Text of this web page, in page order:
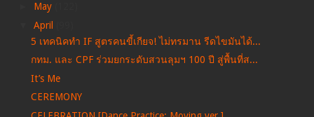
May
April
5 เทคนิคทำ IF สูตรคนขี้เกียจ! ไม่ทรมาน รีดไขมันได้...
กทม. และ CPF ร่วมยกระดับสวนลุมฯ 100 ปี สู่พื้นที่ส...
It’s Me
CEREMONY